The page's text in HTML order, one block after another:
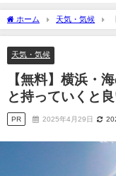
ホーム 天気・気候
ていくと良い物。穴場と時間
天気・気候
【無料】横浜・
と持っていくと
PR 2025年4月29日